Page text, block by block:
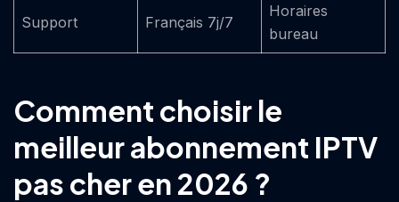
Support Français 7j/7
Horaires
bureau
Comment choisir le
meilleur abonnement IPTV
pas cher en 2026 ?